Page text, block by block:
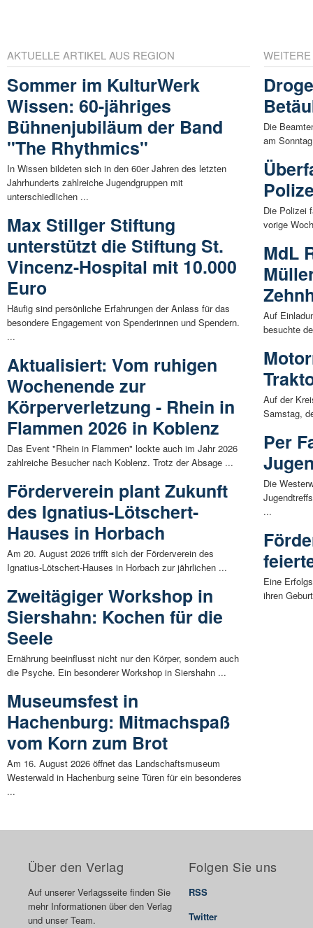
AKTUELLE ARTIKEL AUS REGION
Sommer im KulturWerk
Wissen: 60-jähriges
Bühnenjubiläum der Band
"The Rhythmics"
In Wissen bildeten sich in den 60er Jahren des letzten
Jahrhunderts zahlreiche Jugendgruppen mit
unterschiedlichen ...
Max Stillger Stiftung
unterstützt die Stiftung St.
Vincenz-Hospital mit 10.000
Euro
Häufig sind persönliche Erfahrungen der Anlass für das
besondere Engagement von Spenderinnen und Spendern.
...
Aktualisiert: Vom ruhigen
Wochenende zur
Körperverletzung - Rhein in
Flammen 2026 in Koblenz
Das Event "Rhein in Flammen" lockte auch im Jahr 2026
zahlreiche Besucher nach Koblenz. Trotz der Absage ...
Förderverein plant Zukunft
des Ignatius-Lötschert-
Hauses in Horbach
Am 20. August 2026 trifft sich der Förderverein des
Ignatius-Lötschert-Hauses in Horbach zur jährlichen ...
Zweitägiger Workshop in
Siershahn: Kochen für die
Seele
Ernährung beeinflusst nicht nur den Körper, sondern auch
die Psyche. Ein besonderer Workshop in Siershahn ...
Museumsfest in
Hachenburg: Mitmachspaß
vom Korn zum Brot
Am 16. August 2026 öffnet das Landschaftsmuseum
Westerwald in Hachenburg seine Türen für ein besonderes
...
Die
am
Die Polizei
vorige
MdL
Auf
besuchte
Auf der
Samstag,
Per
Die
...
Eine
ihren
Über den Verlag
Auf unserer Verlagsseite finden Sie
mehr Informationen über den Verlag
und unser Team.
Folgen Sie uns
RSS
Twitter